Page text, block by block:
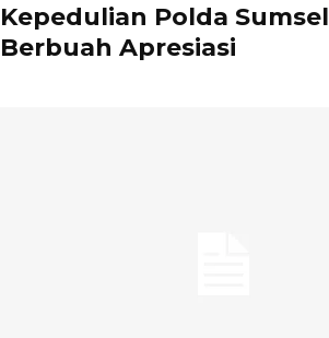
Kepedulian Polda Sumsel
Berbuah Apresiasi